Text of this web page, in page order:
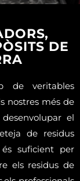
DE
de veritables
nostres més de
el
de residus
suficient per
els residus de